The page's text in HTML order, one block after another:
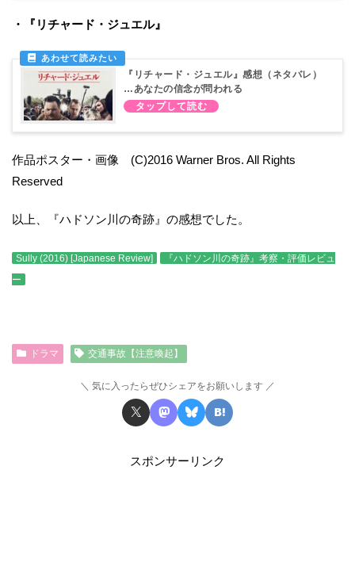
・『リチャード・ジュエル』
『リチャード・ジュエル』感想（ネタバレ）
…あなたの信念が問われる
作品ポスター・画像 (C)2016 Warner Bros. All Rights
Reserved
以上、『ハドソン川の奇跡』の感想でした。
Sully (2016) [Japanese Review]
『ハドソン川の奇跡』考察・評価レビュ
ー
ドラマ 交通事故【注意喚起】
気に入ったらぜひシェアをお願いします
スポンサーリンク